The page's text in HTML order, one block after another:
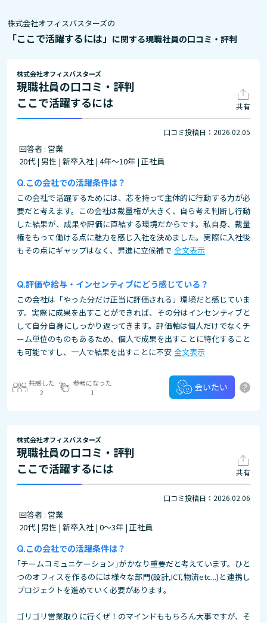
株式会社オフィスバスターズの
「ここで活躍するには」 に関する現職社員の口コミ・評判
株式会社オフィスバスターズ
現職社員の口コミ・評判
ここで活躍するには
共有
口コミ投稿日：2026.02.05
回答者 : 営業
20代 | 男性 | 新卒入社 | 4年～10年 | 正社員
この会社での活躍条件は？
この会社で活躍するためには、芯を持って主体的に行動する力が必
要だと考えます。この会社は裁量権が大きく、自ら考え判断し行動
した結果が、成果や評価に直結する環境だからです。私自身、裁量
権をもって働ける点に魅力を感じ入社を決めました。実際に入社後
もその点にギャップはなく、昇進に立候補で 全文表示
評価や給与・インセンティブにどう感じている？
この会社は「やった分だけ正当に評価される」環境だと感じていま
す。実際に成果を出すことができれば、その分はインセンティブと
して自分自身にしっかり返ってきます。評価軸は個人だけでなくチ
ーム単位のものもあるため、個人で成果を出すことに特化すること
も可能ですし、一人で結果を出すことに不安 全文表示
共感した
2
参考になった
1
会いたい ?
株式会社オフィスバスターズ
現職社員の口コミ・評判
ここで活躍するには
共有
口コミ投稿日：2026.02.06
回答者 : 営業
20代 | 男性 | 新卒入社 | 0～3年 | 正社員
この会社での活躍条件は？
｢チームコミュニケーション｣がかなり重要だと考えています。ひと
つのオフィスを作るのには様々な部門(設計,ICT,物流etc...)と連携し
プロジェクトを進めていく必要があります。
ゴリゴリ営業取りに行くぜ！のマインドももちろん大事ですが、そ